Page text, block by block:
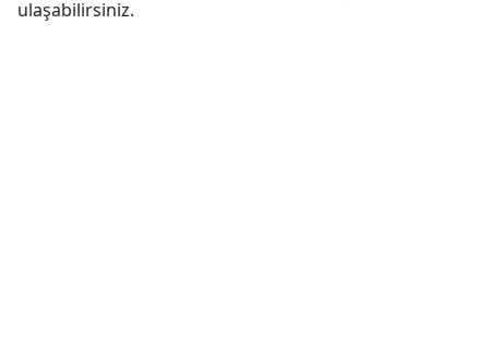
ulaşabilirsiniz.